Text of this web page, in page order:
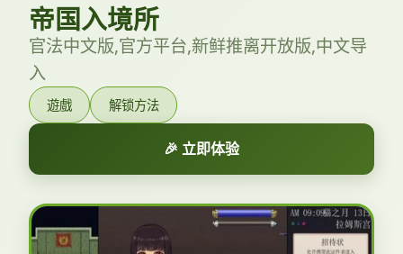
帝国入境所
官法中文版,官方平台,新鲜推离开放版,中文导
入
遊戲 解锁方法
🎉 立即体验